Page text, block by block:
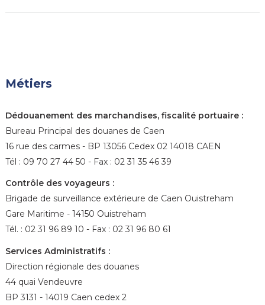
Métiers
Dédouanement des marchandises, fiscalité portuaire :
Bureau Principal des douanes de Caen
16 rue des carmes - BP 13056 Cedex 02 14018 CAEN
Tél : 09 70 27 44 50 - Fax : 02 31 35 46 39
Contrôle des voyageurs :
Brigade de surveillance extérieure de Caen Ouistreham
Gare Maritime - 14150 Ouistreham
Tél. : 02 31 96 89 10 - Fax : 02 31 96 80 61
Services Administratifs :
Direction régionale des douanes
44 quai Vendeuvre
BP 3131 - 14019 Caen cedex 2